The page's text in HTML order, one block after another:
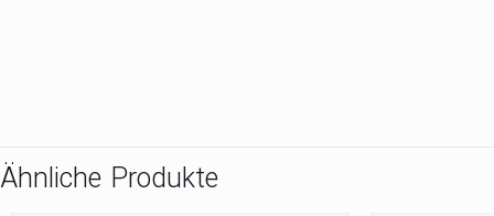
Ähnliche Produkte